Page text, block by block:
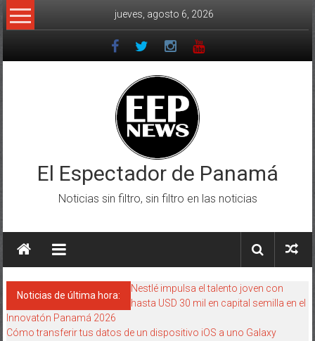
Saltar
al
jueves, agosto 6, 2026
El Espectador de Panamá
Noticias sin filtro, sin filtro en las noticias
Noticias de última hora:
Nestlé impulsa el talento joven con
hasta USD 30 mil en capital semilla en el
Innovatón Panamá 2026
Cómo transferir tus datos de un dispositivo iOS a uno Galaxy